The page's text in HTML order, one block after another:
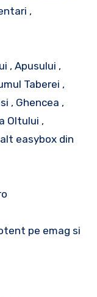
,
, Apusului ,
Taberei ,
, Ghencea ,
Oltului ,
easybox din
pe emag si